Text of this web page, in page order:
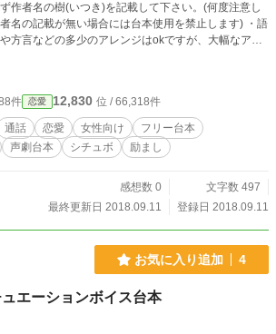
作者名の樹(いつき)を記載して下さい。(何度注意し
名の記載が無い場合には台本使用を禁止します) ・語
方言などの多少のアレンジはokですが、大幅なアレ
本の世界観をぶち壊すようなアレンジやエフェクト
】をご覧下さい。
件 恋愛 12,830 位 / 66,318件
通話 恋愛 女性向け
フリー台本
声劇台本 シチュボ 励まし
感想数 0
文字数 497
最終更新日 2018.09.11
登録日 2018.09.11
お気に入り追加 4
エーションボイス台本